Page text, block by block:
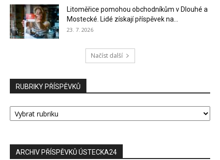
Litoměřice pomohou obchodníkům v Dlouhé a
Mostecké. Lidé získají příspěvek na...
23. 7. 2026
Načíst další
RUBRIKY PŘÍSPĚVKŮ
RUBRIKY
PŘÍSPĚVKŮ
ARCHIV PŘÍSPĚVKŮ ÚSTECKA24